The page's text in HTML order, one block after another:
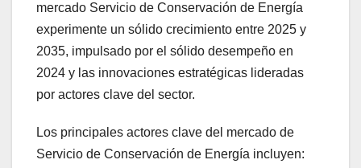
mercado Servicio de Conservación de Energía
experimente un sólido crecimiento entre 2025 y
2035, impulsado por el sólido desempeño en
2024 y las innovaciones estratégicas lideradas
por actores clave del sector.
Los principales actores clave del mercado de
Servicio de Conservación de Energía incluyen: